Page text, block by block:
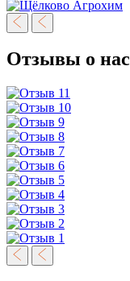
Отзывы о нас